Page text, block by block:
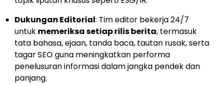
Dukungan Editorial: Tim editor bekerja 24/7
untuk memeriksa setiap rilis berita, termasuk
tata bahasa, ejaan, tanda baca, tautan rusak, serta
tagar SEO guna meningkatkan performa
penelusuran informasi dalam jangka pendek dan
panjang.